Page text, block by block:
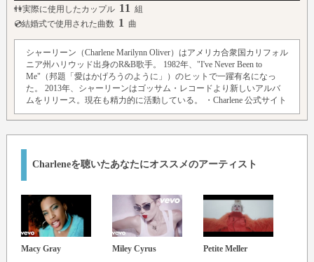
👫実際に使用したカップル 11 組
💿結婚式で使用された曲数 1 曲
シャーリーン（Charlene Marilynn Oliver）はアメリカ合衆国カリフォル
ニア州ハリウッド出身のR&B歌手。 1982年、"I've Never Been to
Me"（邦題「愛はかげろうのように」）のヒットで一躍有名になっ
た。 2013年、シャーリーンはゴッサム・レコードより新しいアルバ
ムをリリース。現在も精力的に活動している。
・Charlene 公式サイト
Charleneを聴いたあなたにオススメのアーティスト
Macy Gray Miley Cyrus Petite Meller